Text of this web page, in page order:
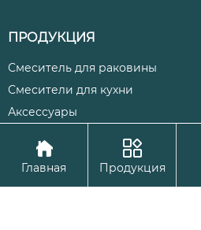
ПРОДУКЦИЯ
Смеситель для раковины
Смесители для кухни
Аксессуары
Авторское право©ООО Цюаньчжоу
комната

Главная

Продукция